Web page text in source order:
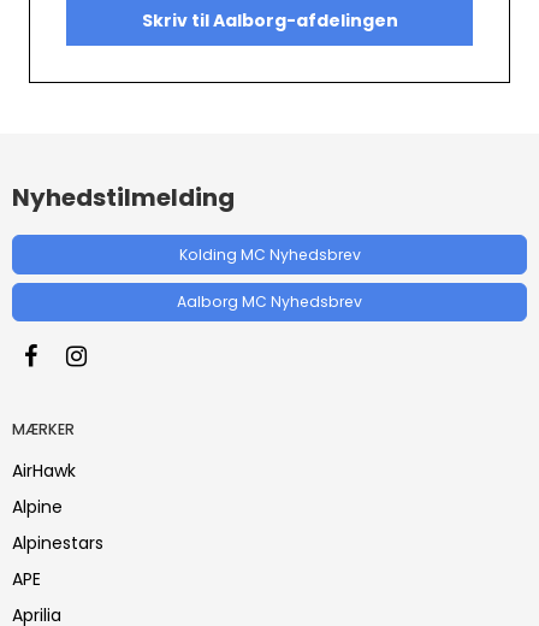
Skriv til Aalborg-afdelingen
Nyhedstilmelding
Kolding MC Nyhedsbrev
Aalborg MC Nyhedsbrev
MÆRKER
AirHawk
Alpine
Alpinestars
APE
Aprilia